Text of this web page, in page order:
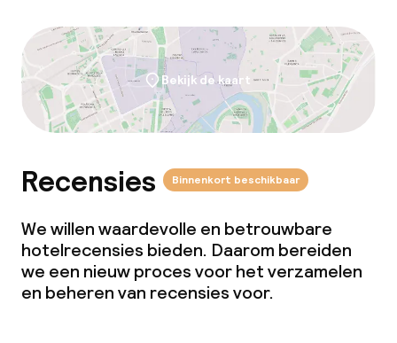
Glutenvrije opties
Faciliteiten en diensten voor kinderen
Wasfaciliteiten (wasmachine)
Wasservice
Bekijk de kaart
Recensies Binnenkort beschikbaar
We willen waardevolle en betrouwbare
hotelrecensies bieden. Daarom bereiden
we een nieuw proces voor het verzamelen
en beheren van recensies voor.